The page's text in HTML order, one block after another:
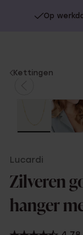
Op
You
Kettingen
Lucardi
Zilveren
hanger